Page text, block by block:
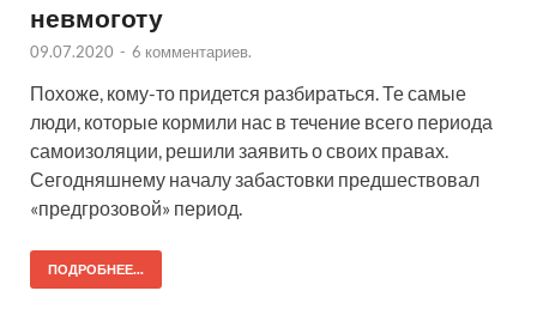
невмоготу
09.07.2020 - 6 комментариев.
Похоже, кому-то придется разбираться. Те самые
люди, которые кормили нас в течение всего периода
самоизоляции, решили заявить о своих правах.
Сегодняшнему началу забастовки предшествовал
«предгрозовой» период.
ПОДРОБНЕЕ...